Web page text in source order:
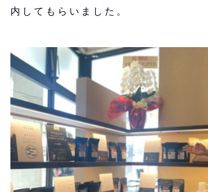
内してもらいました。